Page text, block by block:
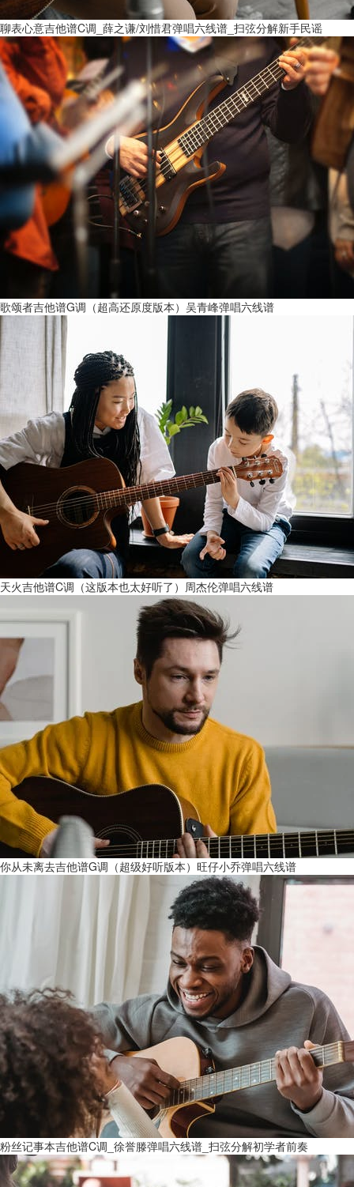
聊表心意吉他谱C调_薛之谦/刘惜君弹唱六线谱_扫弦分解新手民谣
歌颂者吉他谱G调（超高还原度版本）吴青峰弹唱六线谱
天火吉他谱C调（这版本也太好听了）周杰伦弹唱六线谱
你从未离去吉他谱G调（超级好听版本）旺仔小乔弹唱六线谱
粉丝记事本吉他谱C调_徐誉滕弹唱六线谱_扫弦分解初学者前奏